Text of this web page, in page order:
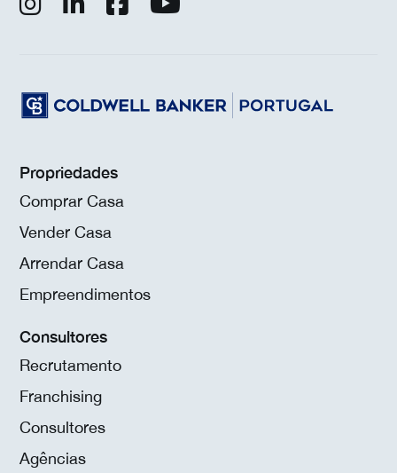
Propriedades
Comprar Casa
Vender Casa
Arrendar Casa
Empreendimentos
Consultores
Recrutamento
Franchising
Consultores
Agências